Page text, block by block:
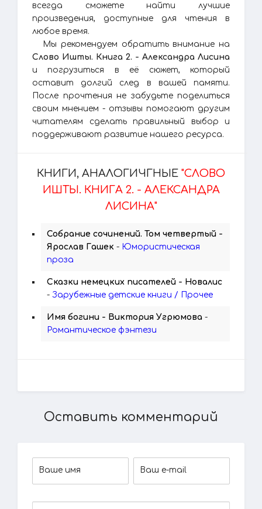
всегда сможете найти лучшие
произведения, доступные для чтения в
любое время.
Мы рекомендуем обратить внимание на
Слово Ишты. Книга 2. - Александра Лисина
и погрузиться в её сюжет, который
оставит долгий след в вашей памяти.
После прочтения не забудьте поделиться
своим мнением - отзывы помогают другим
читателям сделать правильный выбор и
поддерживают развитие нашего ресурса.
КНИГИ, АНАЛОГИЧГНЫЕ "СЛОВО
ИШТЫ. КНИГА 2. - АЛЕКСАНДРА
ЛИСИНА"
Собрание сочинений. Том четвертый -
Ярослав Гашек - Юмористическая
проза
Сказки немецких писателей - Новалис
- Зарубежные детские книги / Прочее
Имя богини - Виктория Угрюмова -
Романтическое фэнтези
Оставить комментарий